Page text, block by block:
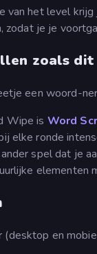
van het level
zodat je je
zoals dit
een woord-
Wipe is Word
elke ronde
ander spel dat je
elementen
en